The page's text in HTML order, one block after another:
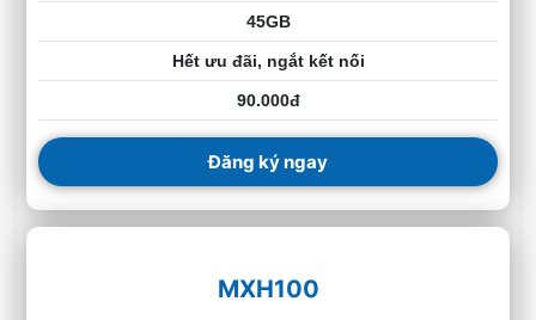
45GB
Hết ưu đãi, ngắt kết nối
90.000đ
Đăng ký ngay
MXH100